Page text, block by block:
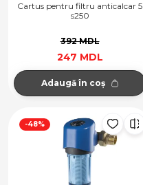
Cartus pentru filtru anticalcar 5
s250
392 MDL
247 MDL
Adaugă în coș
-48%